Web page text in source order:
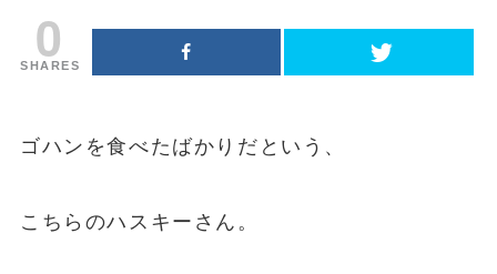
0
SHARES
ゴハンを食べたばかりだという、
こちらのハスキーさん。